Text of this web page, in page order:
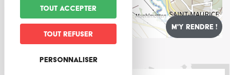
Leaflet
Tout accepter
Tout refuser
Personnaliser